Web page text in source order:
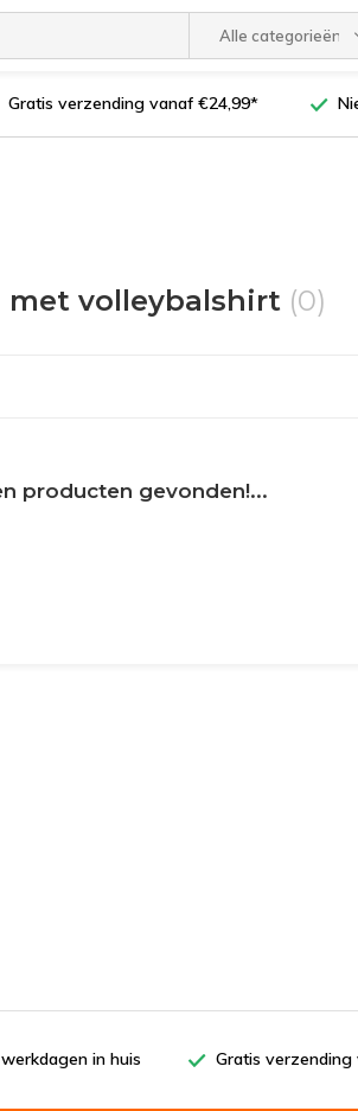
Alle categorieën
Gratis verzending vanaf €24,99*
volleybalshirt (0)
producten gevonden!...
in huis Gratis